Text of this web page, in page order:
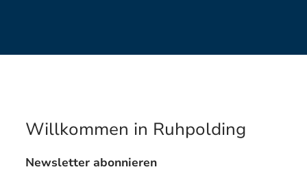
Willkommen in Ruhpolding
Newsletter abonnieren